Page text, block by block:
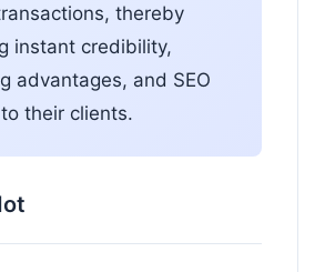
thereby
instant credibility,
advantages, and SEO
their clients.